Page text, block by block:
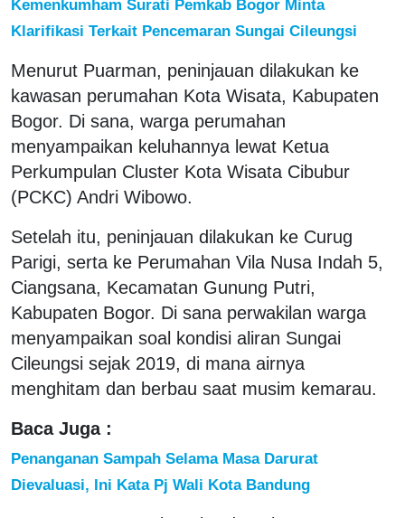
Kemenkumham Surati Pemkab Bogor Minta
Klarifikasi Terkait Pencemaran Sungai Cileungsi
Menurut Puarman, peninjauan dilakukan ke
kawasan perumahan Kota Wisata, Kabupaten
Bogor. Di sana, warga perumahan
menyampaikan keluhannya lewat Ketua
Perkumpulan Cluster Kota Wisata Cibubur
(PCKC) Andri Wibowo.
Setelah itu, peninjauan dilakukan ke Curug
Parigi, serta ke Perumahan Vila Nusa Indah 5,
Ciangsana, Kecamatan Gunung Putri,
Kabupaten Bogor. Di sana perwakilan warga
menyampaikan soal kondisi aliran Sungai
Cileungsi sejak 2019, di mana airnya
menghitam dan berbau saat musim kemarau.
Baca Juga :
Penanganan Sampah Selama Masa Darurat
Dievaluasi, Ini Kata Pj Wali Kota Bandung